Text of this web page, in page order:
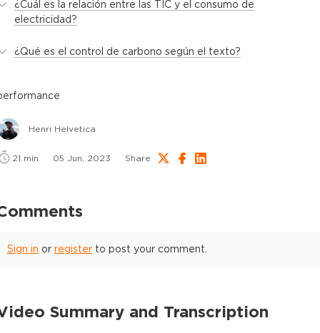
¿Cuál es la relación entre las TIC y el consumo de
electricidad?
¿Qué es el control de carbono según el texto?
Henri Helvetica
21 min 05 Jun, 2023 Share
Sign in or register to post your comment.
Summary and Transcription